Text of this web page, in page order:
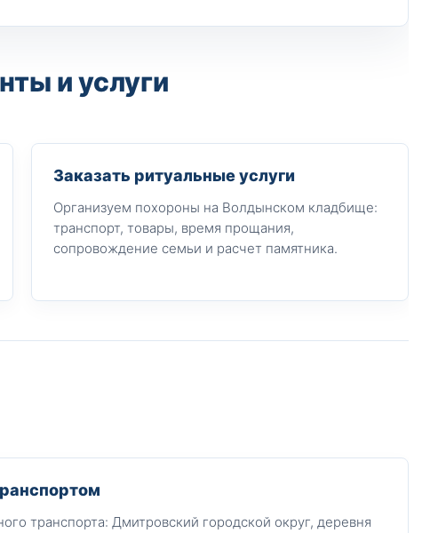
и услуги
Заказать ритуальные услуги
Организуем похороны на Волдынском кладбище:
транспорт, товары, время прощания,
сопровождение семьи и расчет памятника.
транспорта: Дмитровский городской округ, деревня